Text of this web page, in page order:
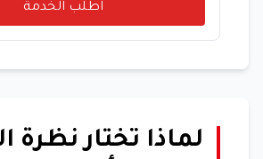
اطلب الخدمة
لماذا تختار نظرة